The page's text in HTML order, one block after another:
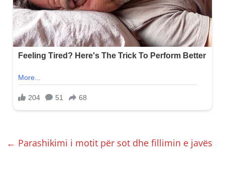
← Parashikimi i motit për sot dhe fillimin e javës